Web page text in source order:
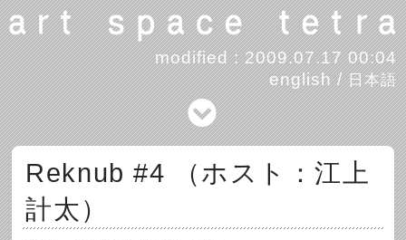
modified : 2009.07.17 00:04
english/日本語
Reknub #4 （ホスト：江上
計太）